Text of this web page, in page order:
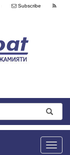
Subscribe
Toggle